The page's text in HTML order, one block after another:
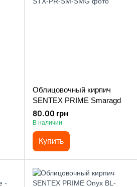
Облицовочный кирпич
SENTEX PRIME Smaragd
80.00 грн
В наличии
Купить